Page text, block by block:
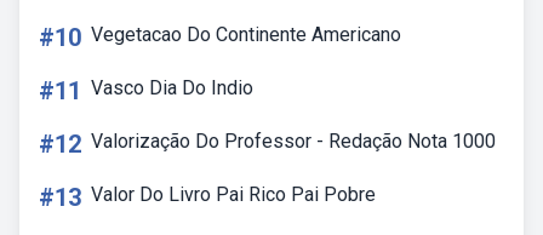
#10 Vegetacao Do Continente Americano
#11 Vasco Dia Do Indio
#12 Valorização Do Professor - Redação Nota 1000
#13 Valor Do Livro Pai Rico Pai Pobre